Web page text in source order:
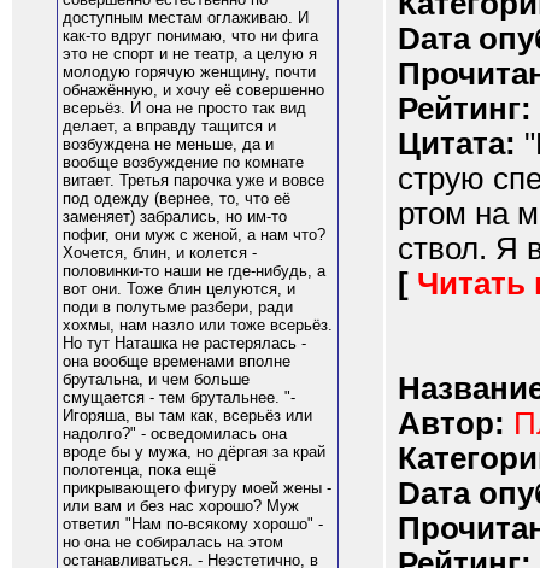
доступным местам оглаживаю. И
как-то вдруг понимаю, что ни фига
это не спорт и не театр, а целую я
молодую горячую женщину, почти
обнажённую, и хочу её совершенно
всерьёз. И она не просто так вид
делает, а вправду тащится и
возбуждена не меньше, да и
вообще возбуждение по комнате
витает. Третья парочка уже и вовсе
под одежду (вернее, то, что её
заменяет) забрались, но им-то
пофиг, они муж с женой, а нам что?
Хочется, блин, и колется -
половинки-то наши не где-нибудь, а
вот они. Тоже блин целуются, и
поди в полутьме разбери, ради
хохмы, нам назло или тоже всерьёз.
Но тут Наташка не растерялась -
она вообще временами вполне
брутальна, и чем больше
смущается - тем брутальнее. "-
Игоряша, вы там как, всерьёз или
надолго?" - осведомилась она
вроде бы у мужа, но дёргая за край
полотенца, пока ещё
прикрывающего фигуру моей жены -
или вам и без нас хорошо? Муж
ответил "Нам по-всякому хорошо" -
но она не собиралась на этом
останавливаться. - Неэстетично, в
Dата
Рейтинг:
Цитата:
струю
ртом на
ствол. Я
[ Читать
Автор:
Dата